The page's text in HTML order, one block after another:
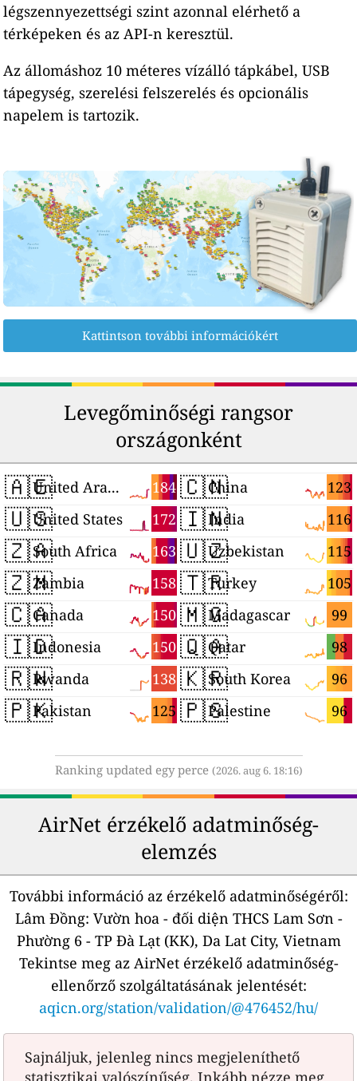
légszennyezettségi szint azonnal elérhető a
térképeken és az API-n keresztül.
Az állomáshoz 10 méteres vízálló tápkábel, USB
tápegység, szerelési felszerelés és opcionális
napelem is tartozik.
Kattintson további információkért
Levegőminőségi rangsor
országonként
🇦🇪 184
United Arab Emirates
🇺🇸 172
United States
🇿🇦 163
South Africa
🇿🇲 158
Zambia
🇨🇦 150
Canada
🇮🇩 150
Indonesia
🇷🇼 138
Rwanda
🇵🇰 125
Pakistan
🇨🇳 123
China
🇮🇳 116
India
🇺🇿 115
Uzbekistan
🇹🇷 105
Turkey
🇲🇬 99
Madagascar
🇶🇦 98
Qatar
🇰🇷 96
South Korea
🇵🇸 96
Palestine
Ranking updated egy perce (2026. aug 6. 18:16)
AirNet érzékelő adatminőség-
elemzés
További információ az érzékelő adatminőségéről:
Lâm Đồng: Vườn hoa - đối diện THCS Lam Sơn -
Phường 6 - TP Đà Lạt (KK), Da Lat City, Vietnam
Tekintse meg az AirNet érzékelő adatminőség-
ellenőrző szolgáltatásának jelentését:
aqicn.org/station/validation/@476452/hu/
Sajnáljuk, jelenleg nincs megjeleníthető
statisztikai valószínűség. Inkább nézze meg